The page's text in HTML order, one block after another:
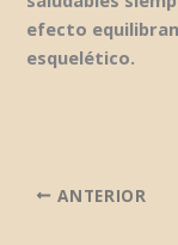
efecto
esquelético.
ANTERIOR